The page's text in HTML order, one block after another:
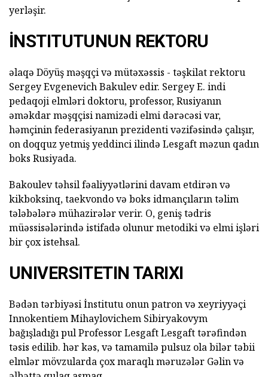
yerləşir.
İNSTITUTUNUN REKTORU
əlaqə Döyüş məşqçi və mütəxəssis - təşkilat rektoru
Sergey Evgenevich Bakulev edir. Sergey E. indi
pedaqoji elmləri doktoru, professor, Rusiyanın
əməkdar məşqçisi namizədi elmi dərəcəsi var,
həmçinin federasiyanın prezidenti vəzifəsində çalışır,
on doqquz yetmiş yeddinci ilində Lesgaft məzun qadın
boks Rusiyada.
Bakoulev təhsil fəaliyyətlərini davam etdirən və
kikboksinq, taekvondo və boks idmançıların təlim
tələbələrə mühazirələr verir. O, geniş tədris
müəssisələrində istifadə olunur metodiki və elmi işləri
bir çox istehsal.
UNIVERSITETIN TARIXI
Bədən tərbiyəsi İnstitutu onun patron və xeyriyyəçi
Innokentiem Mihaylovichem Sibiryakovym
bağışladığı pul Professor Lesgaft Lesgaft tərəfindən
təsis edilib. hər kəs, və tamamilə pulsuz ola bilər təbii
elmlər mövzularda çox maraqlı məruzələr Gəlin və